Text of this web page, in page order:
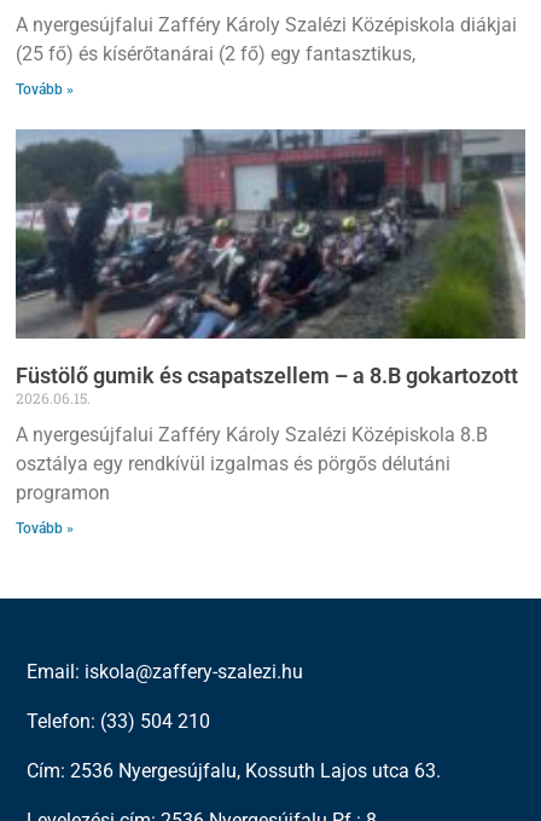
A nyergesújfalui Zafféry Károly Szalézi Középiskola diákjai
(25 fő) és kísérőtanárai (2 fő) egy fantasztikus,
Tovább »
Füstölő gumik és csapatszellem – a 8.B gokartozott
2026.06.15.
A nyergesújfalui Zafféry Károly Szalézi Középiskola 8.B
osztálya egy rendkívül izgalmas és pörgős délutáni
programon
Tovább »
Email: iskola@zaffery-szalezi.hu
Telefon: (33) 504 210
Cím: 2536 Nyergesújfalu, Kossuth Lajos utca 63.